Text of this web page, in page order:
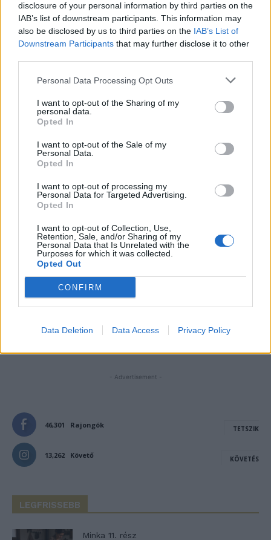
disclosure of your personal information by third parties on the
IAB’s list of downstream participants. This information may
also be disclosed by us to third parties on the IAB’s List of
Downstream Participants that may further disclose it to other
Personal Data Processing Opt Outs
I want to opt-out of the Sharing of my
personal data.
Opted In
I want to opt-out of the Sale of my
Personal Data.
Opted In
I want to opt-out of processing my
Personal Data for Targeted Advertising.
Opted In
I want to opt-out of Collection, Use,
Retention, Sale, and/or Sharing of my
Personal Data that Is Unrelated with the
Purposes for which it was collected.
Opted Out
CONFIRM
Data Deletion Data Access Privacy Policy
HOZZÁSZÓLOK A CIKKHEZ
Save my name, email, and website in this browser for the
next time I comment.
Notify me of follow-up comments by email.
- Advertisement -
46,301 Rajongók TETSZIK
13,262 Követő KÖVETÉS
LEGFRISSEBB
Minka 11. rész